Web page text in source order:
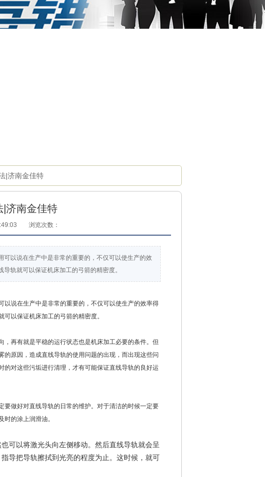
|济南金佳特
|济南金佳特
浏览次数：
以说在生产中是非常的重要的，不仅可以使生产的效
轨就可以保证机床加工的弓箭的精密度。
说在生产中是非常的重要的，不仅可以使生产的效率得
可以保证机床加工的弓箭的精密度。
，再有就是平稳的运行状态也是机床加工必要的条件。但
原因，造成直线导轨的使用问题的出现，而出现这些问
对这些污垢进行清理，才有可能保证直线导轨的良好运
要做好对直线导轨的日常的维护。对于清洁的时候一定要
的涂上润滑油。
可以将激光头向左侧移动。然后直线导轨就会呈
导把导轨擦拭到光亮的程度为止。这时候，就可